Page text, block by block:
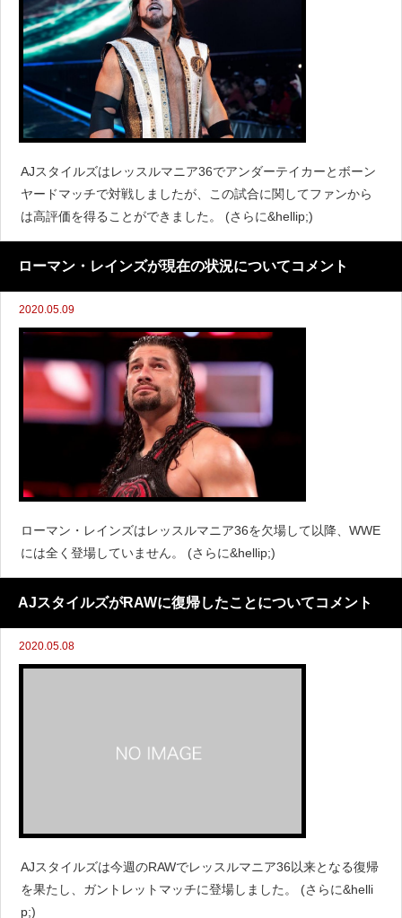
AJスタイルズはレッスルマニア36でアンダーテイカーとボーン
ヤードマッチで対戦しましたが、この試合に関してファンから
は高評価を得ることができました。 (さらに&hellip;)
ローマン・レインズが現在の状況についてコメント
2020.05.09
ローマン・レインズはレッスルマニア36を欠場して以降、WWE
には全く登場していません。 (さらに&hellip;)
AJスタイルズがRAWに復帰したことについてコメント
2020.05.08
AJスタイルズは今週のRAWでレッスルマニア36以来となる復帰
を果たし、ガントレットマッチに登場しました。 (さらに&helli
p;)